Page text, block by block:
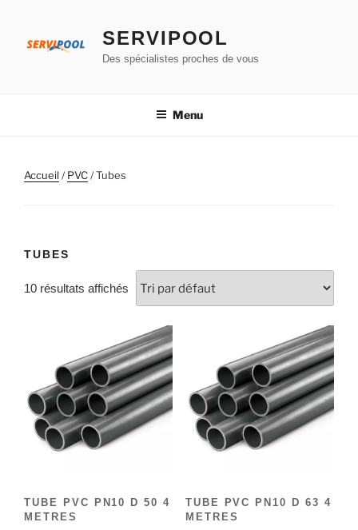
contenu
SERVIPOOL
Des spécialistes proches de vous
Menu
Accueil/PVC/ Tubes
TUBES
10 résultats affichés
TUBE PVC PN10 D 50 4
METRES
TUBE PVC PN10 D 63 4
METRES